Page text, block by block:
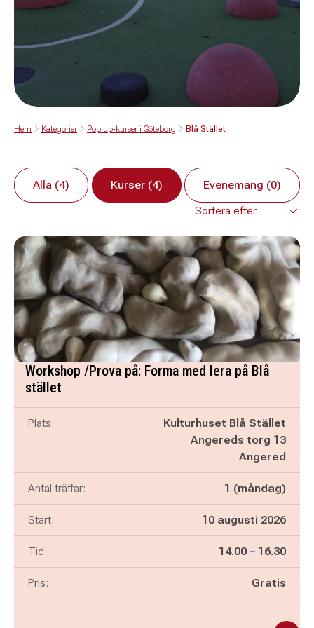
Hem Kategorier Pop up-kurser i Göteborg Blå Stället
Alla (4) Kurser (4) Evenemang (0)
Workshop /Prova på: Forma med lera på Blå
stället
Plats:
Kulturhuset Blå Stället
Angereds torg 13
Angered
Antal träffar: 1 (måndag)
Start: 10 augusti 2026
Tid: Pågår mellan
14.00 – och
16.30
Pris: Gratis